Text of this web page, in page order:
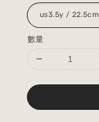
數量